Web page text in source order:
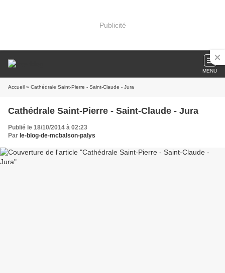
Publicité
MENU
Accueil » Cathédrale Saint-Pierre - Saint-Claude - Jura
Cathédrale Saint-Pierre - Saint-Claude - Jura
Publié le 18/10/2014 à 02:23
Par le-blog-de-mcbalson-palys